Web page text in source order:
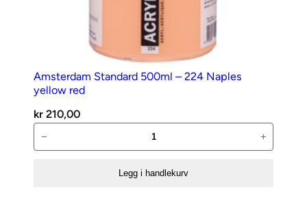
Amsterdam Standard 500ml – 224 Naples
yellow red
kr 210,00
Standard
− +
Legg i handlekurv